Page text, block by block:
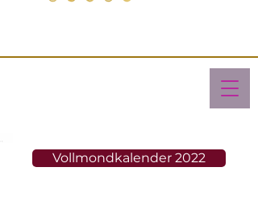
Vollmondkalender 2022